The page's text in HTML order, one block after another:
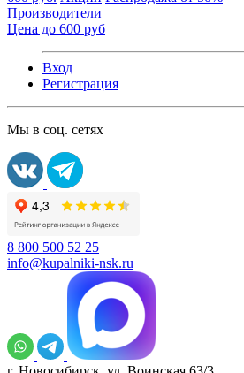
Производители
Цена до 600 руб
Вход
Регистрация
Мы в соц. сетях
8 800 500 52 25
info@kupalniki-nsk.ru